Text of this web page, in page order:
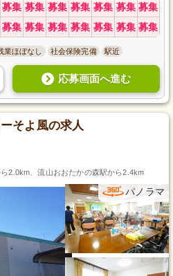
募集 募集 募集 募集 募集 募集 募集
募集 募集 募集 募集 募集 募集 募集
業ほぼなし 社会保険完備 駅近
応募画面へ進む
そよ風の求人
2.0km、流山おおたかの森駅から2.4km
パノラマ